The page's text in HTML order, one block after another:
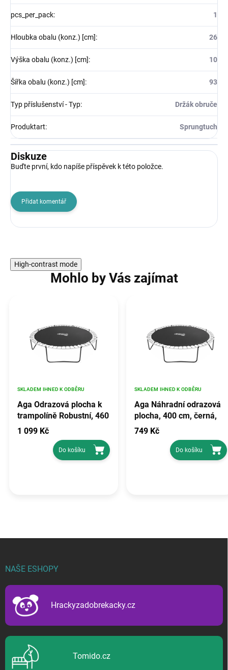
pcs_per_pack: 1
Hloubka obalu (konz.) [cm]: 26
Výška obalu (konz.) [cm]: 10
Šířka obalu (konz.) [cm]: 93
Typ příslušenství - Typ: Držák obruče
Produktart: Sprungtuch
Diskuze
Buďte první, kdo napíše příspěvek k této položce.
Přidat komentář
High-contrast mode
Mohlo by Vás zajímat
Aga Odrazová plocha k
trampolíně Robustní, 460
cm, 150 kg, Černá,
Polypropylen
SKLADEM IHNED K ODBĚRU
1 099 Kč
Do košíku
Aga Náhradní odrazová
plocha, 400 cm, černá,
nosnost 150 kg,
polypropylen
SKLADEM IHNED K ODBĚRU
749 Kč
Do košíku
NAŠE ESHOPY
Hrackyzadobrekacky.cz
Tomido.cz